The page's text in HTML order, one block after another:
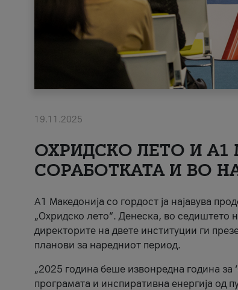
19.11.2025
ОХРИДСКО ЛЕТО И A1
СОРАБОТКАТА И ВО
A1 Македонија со гордост ја најавува
„Охридско лето“. Денеска, во седиштето
директорите на двете институции ги
планови за наредниот период.
„2025 година беше извонредна година
програмата и инспиративна енергија од